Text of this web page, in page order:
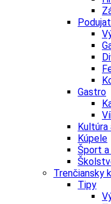
Gastro
Kúpele
Šport
Trenčiansky
Tipy